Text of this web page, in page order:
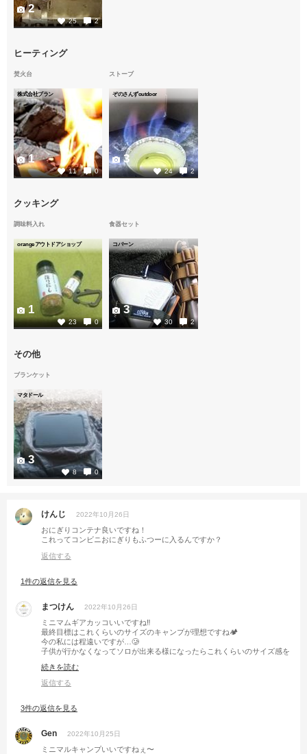
25 2
2
ヒーティング
焚火台
株式会社プラン
11 0
1
ストーブ
ぞのさんずoutdoor
24 2
3
クッキング
調味料入れ
orangeアウトドアショップ
23 0
1
食器セット
コバーン
30 2
3
その他
ブランケット
マタドール
8 0
3
けんじ 2022年10月26日
おにぎりコンテナ良いですね！
これってコンビニおにぎりもふつーに入るんですか？
返信する
1件の返信を見る
まつけん 2022年10月26日
ミニマムギアカッコいいですね‼️
最終目標はこれくらいのサイズのキャンプが理想ですね🏕
今の私には程遠いですが…🥲
子供が行かなくなってソロが出来る様になったらこれくらいのサイズ感を
続きを読む
返信する
3件の返信を見る
Gen 2022年10月25日
ミニマルキャンプいいですねぇ〜